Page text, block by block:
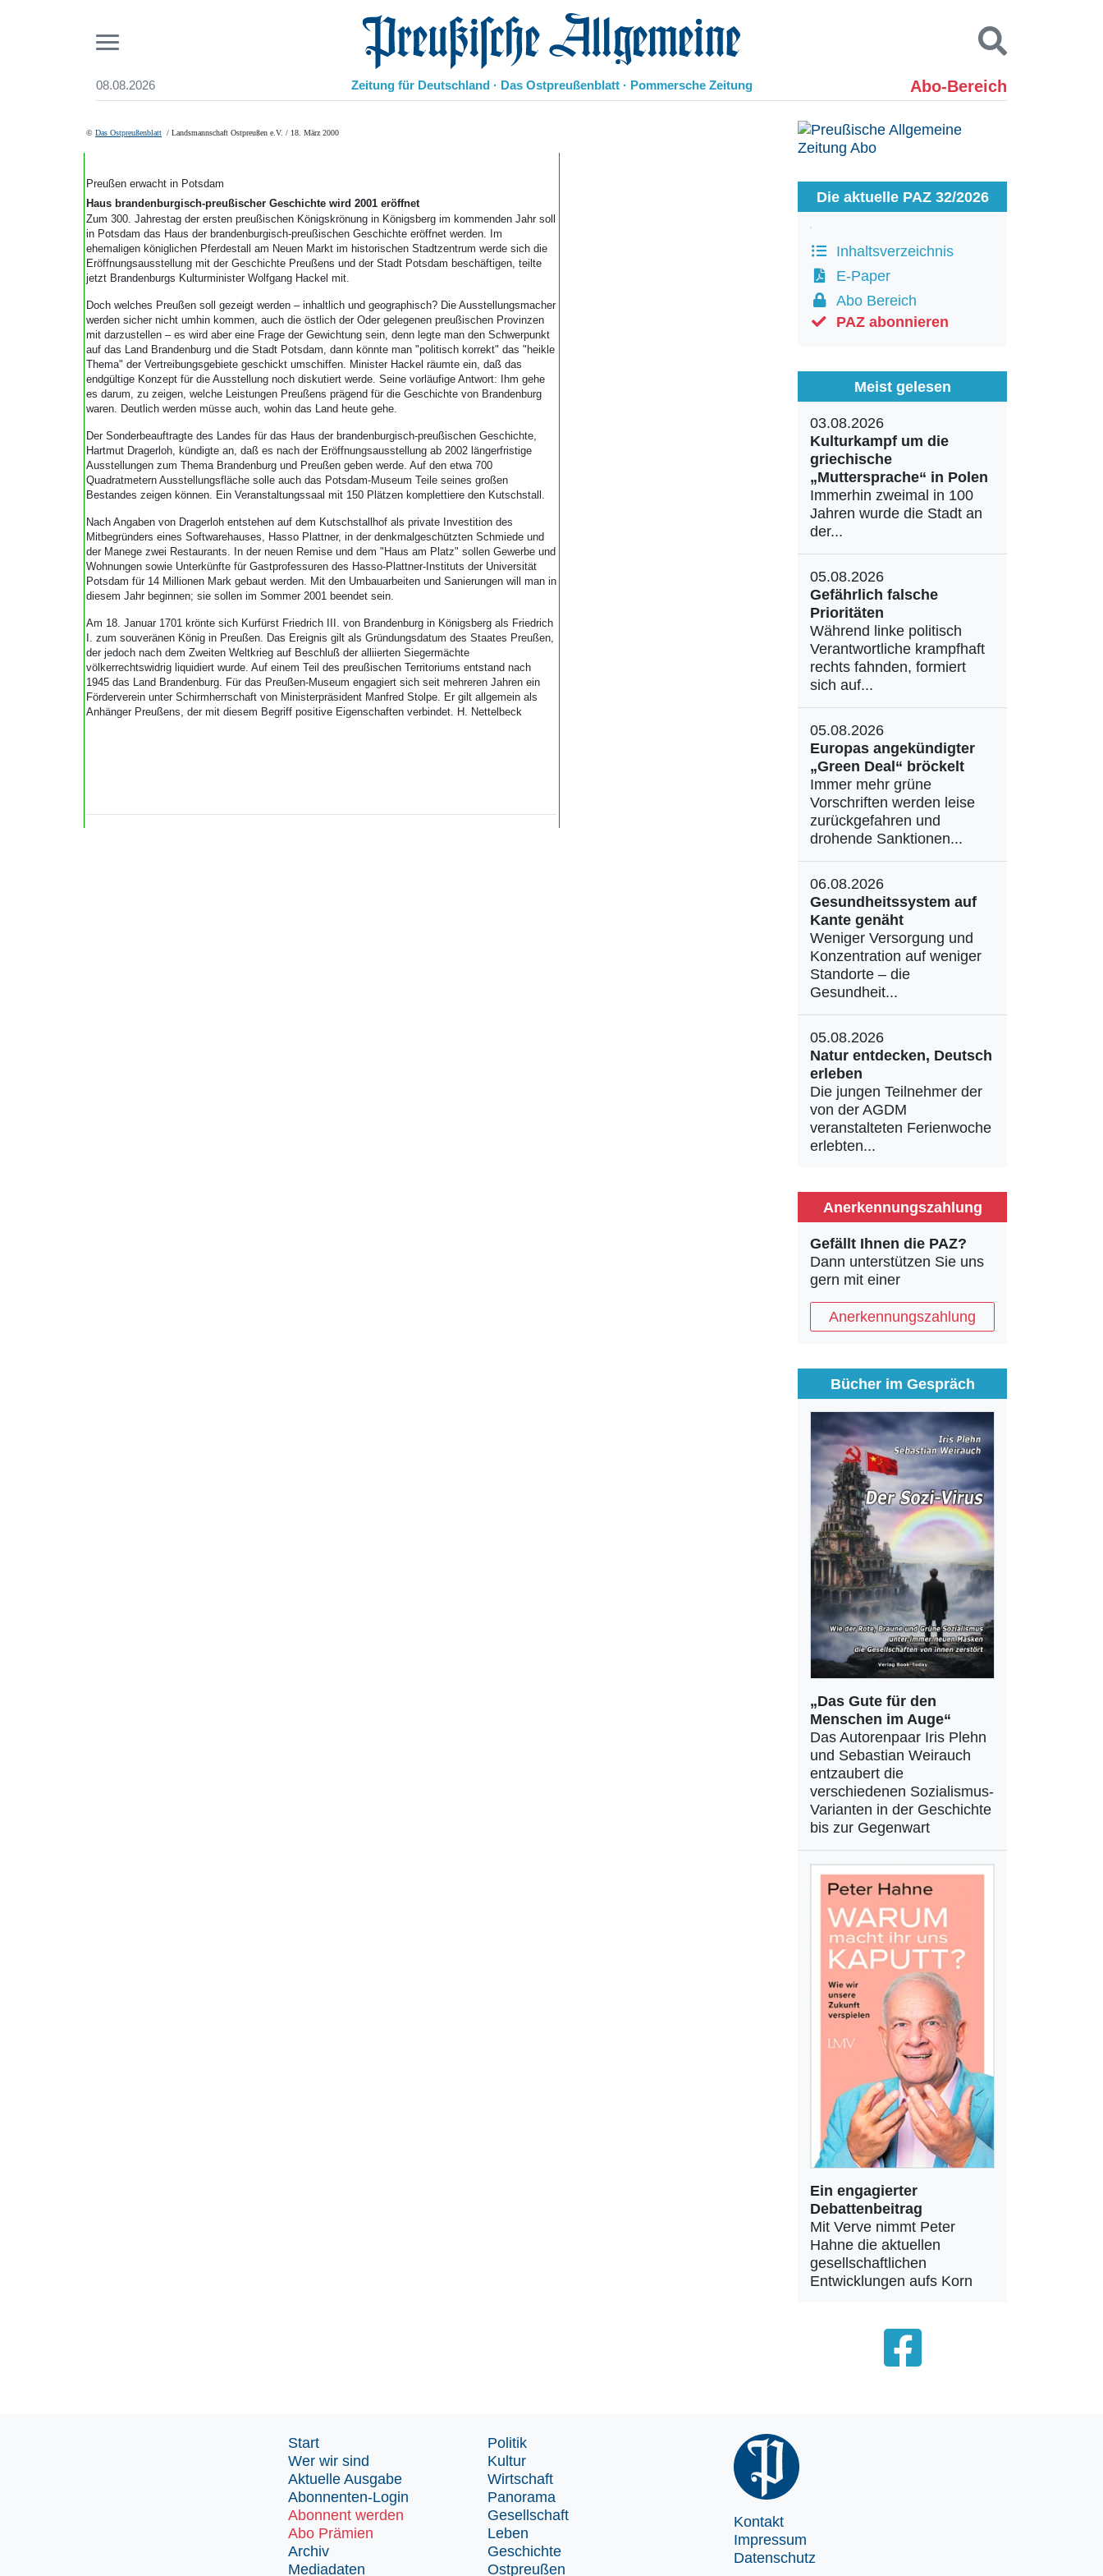
08.08.2026 Preußische Allgemeine Zeitung
Zeitung für Deutschland · Das Ostpreußenblatt · Pommersche Zeitung Abo-Bereich
Start
Abonnenten-Login
Abonnent werden
Abo Prämien
Archiv
Mediadaten
Leben
Ostpreußen
Schlesien
Danzig und Westpreußen
Bücher
Kontakt
Suchen und finden
© Das Ostpreußenblatt / Landsmannschaft Ostpreußen e.V. / 18. März 2000
Preußen erwacht in Potsdam
Haus brandenburgisch-preußischer Geschichte wird 2001 eröffnet
Zum 300. Jahrestag der ersten preußischen Königskrönung in Königsberg im kommenden Jahr soll
in Potsdam das Haus der brandenburgisch-preußischen Geschichte eröffnet werden. Im
ehemaligen königlichen Pferdestall am Neuen Markt im historischen Stadtzentrum werde sich die
Eröffnungsausstellung mit der Geschichte Preußens und der Stadt Potsdam beschäftigen, teilte
jetzt Brandenburgs Kulturminister Wolfgang Hackel mit.
Doch welches Preußen soll gezeigt werden – inhaltlich und geographisch? Die Ausstellungsmacher
werden sicher nicht umhin kommen, auch die östlich der Oder gelegenen preußischen Provinzen
mit darzustellen – es wird aber eine Frage der Gewichtung sein, denn legte man den Schwerpunkt
auf das Land Brandenburg und die Stadt Potsdam, dann könnte man "politisch korrekt" das "heikle
Thema" der Vertreibungsgebiete geschickt umschiffen. Minister Hackel räumte ein, daß das
endgültige Konzept für die Ausstellung noch diskutiert werde. Seine vorläufige Antwort: Ihm gehe
es darum, zu zeigen, welche Leistungen Preußens prägend für die Geschichte von Brandenburg
waren. Deutlich werden müsse auch, wohin das Land heute gehe.
Der Sonderbeauftragte des Landes für das Haus der brandenburgisch-preußischen Geschichte,
Hartmut Dragerloh, kündigte an, daß es nach der Eröffnungsausstellung ab 2002 längerfristige
Ausstellungen zum Thema Brandenburg und Preußen geben werde. Auf den etwa 700
Quadratmetern Ausstellungsfläche solle auch das Potsdam-Museum Teile seines großen
Bestandes zeigen können. Ein Veranstaltungssaal mit 150 Plätzen komplettiere den Kutschstall.
Nach Angaben von Dragerloh entstehen auf dem Kutschstallhof als private Investition des
Mitbegründers eines Softwarehauses, Hasso Plattner, in der denkmalgeschützten Schmiede und
der Manege zwei Restaurants. In der neuen Remise und dem "Haus am Platz" sollen Gewerbe und
Wohnungen sowie Unterkünfte für Gastprofessuren des Hasso-Plattner-Instituts der Universität
Potsdam für 14 Millionen Mark gebaut werden. Mit den Umbauarbeiten und Sanierungen will man in
diesem Jahr beginnen; sie sollen im Sommer 2001 beendet sein.
Am 18. Januar 1701 krönte sich Kurfürst Friedrich III. von Brandenburg in Königsberg als Friedrich
I. zum souveränen König in Preußen. Das Ereignis gilt als Gründungsdatum des Staates Preußen,
der jedoch nach dem Zweiten Weltkrieg auf Beschluß der alliierten Siegermächte
völkerrechtswidrig liquidiert wurde. Auf einem Teil des preußischen Territoriums entstand nach
1945 das Land Brandenburg. Für das Preußen-Museum engagiert sich seit mehreren Jahren ein
Förderverein unter Schirmherrschaft von Ministerpräsident Manfred Stolpe. Er gilt allgemein als
Anhänger Preußens, der mit diesem Begriff positive Eigenschaften verbindet. H. Nettelbeck
Die aktuelle PAZ 32/2026
Inhaltsverzeichnis
E-Paper
Abo Bereich
PAZ abonnieren
Meist gelesen
03.08.2026
Kulturkampf um die
griechische
„Muttersprache“ in Polen
Immerhin zweimal in 100
Jahren wurde die Stadt an
der...
05.08.2026
Gefährlich falsche
Prioritäten
Während linke politisch
Verantwortliche krampfhaft
rechts fahnden, formiert
sich auf...
05.08.2026
Europas angekündigter
„Green Deal“ bröckelt
Immer mehr grüne
Vorschriften werden leise
zurückgefahren und
drohende Sanktionen...
06.08.2026
Gesundheitssystem auf
Kante genäht
Weniger Versorgung und
Konzentration auf weniger
Standorte – die
Gesundheit...
05.08.2026
Natur entdecken, Deutsch
erleben
Die jungen Teilnehmer der
von der AGDM
veranstalteten Ferienwoche
erlebten...
Anerkennungszahlung
Gefällt Ihnen die PAZ?
Dann unterstützen Sie uns
gern mit einer
Anerkennungszahlung
Bücher im Gespräch
„Das Gute für den
Menschen im Auge“
Das Autorenpaar Iris Plehn
und Sebastian Weirauch
entzaubert die
verschiedenen Sozialismus-
Varianten in der Geschichte
bis zur Gegenwart
Ein engagierter
Debattenbeitrag
Mit Verve nimmt Peter
Hahne die aktuellen
gesellschaftlichen
Entwicklungen aufs Korn
Start
Wer wir sind
Aktuelle Ausgabe
Abonnenten-Login
Abonnent werden
Abo Prämien
Archiv
Mediadaten
Politik
Kultur
Wirtschaft
Panorama
Gesellschaft
Leben
Geschichte
Ostpreußen
Kontakt
Impressum
Datenschutz